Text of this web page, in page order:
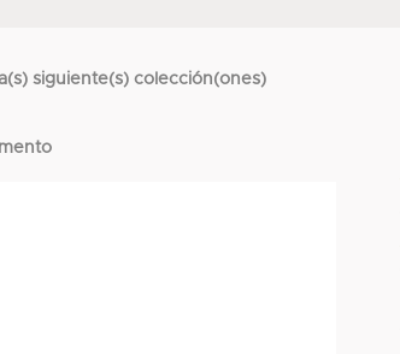
siguiente(s) colección(ones)